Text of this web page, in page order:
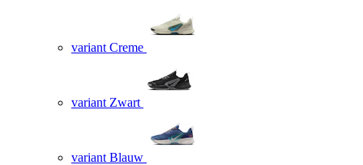
variant Creme
variant Zwart
variant Blauw